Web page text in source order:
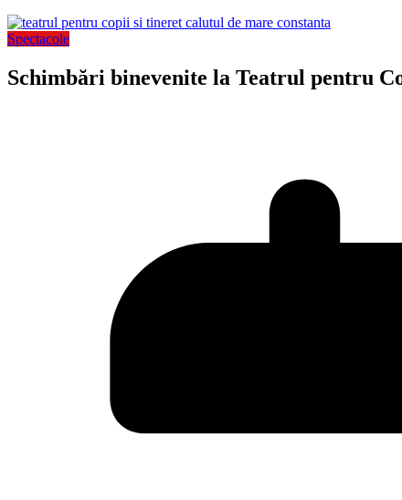
Spectacole
Schimbări binevenite la Teatrul pentru